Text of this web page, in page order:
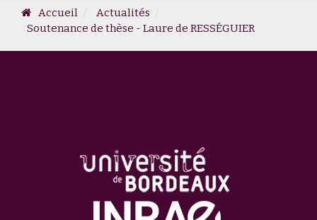
Accueil
Actualités
Soutenance de thèse - Laure de RESSÉGUIER